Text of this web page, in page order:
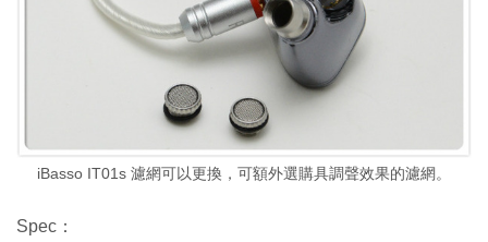
iBasso IT01s 濾網可以更換，可額外選購具調聲效果的濾網。
Spec：